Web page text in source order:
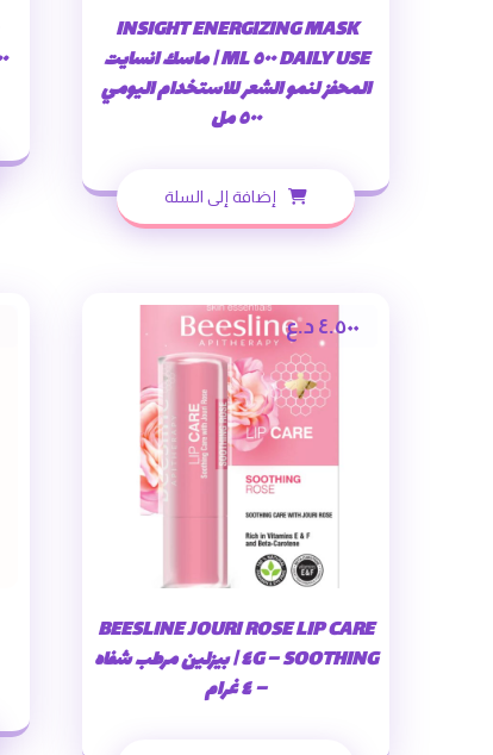
INSIGHT ENERGIZING MASK
DAILY USE ٥٠٠ ML | ماسك انسايت
المحفز لنمو الشعر للاستخدام اليومي
٥٠٠ مل
إضافة إلى السلة
BEESLINE JOURI ROSE LIP CARE
SOOTHING – ٤G | بيزلين مرطب شفاه
– ٤ غرام
٤.٥٠٠ د.ع